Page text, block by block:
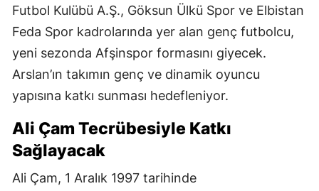
Futbol Kulübü A.Ş., Göksun Ülkü Spor ve Elbistan
Feda Spor kadrolarında yer alan genç futbolcu,
yeni sezonda Afşinspor formasını giyecek.
Arslan’ın takımın genç ve dinamik oyuncu
yapısına katkı sunması hedefleniyor.
Ali Çam Tecrübesiyle Katkı
Sağlayacak
Ali Çam, 1 Aralık 1997 tarihinde